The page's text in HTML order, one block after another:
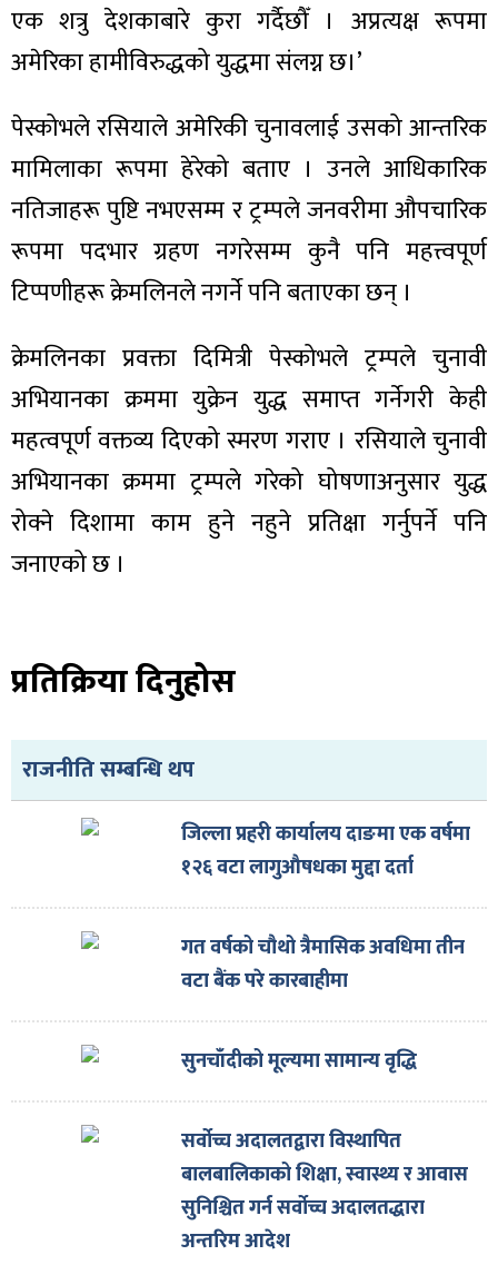
एक शत्रु देशकाबारे कुरा गर्दैछौँ । अप्रत्यक्ष रूपमा
अमेरिका हामीविरुद्धको युद्धमा संलग्न छ।’
पेस्कोभले रसियाले अमेरिकी चुनावलाई उसको आन्तरिक
मामिलाका रूपमा हेरेको बताए । उनले आधिकारिक
नतिजाहरू पुष्टि नभएसम्म र ट्रम्पले जनवरीमा औपचारिक
रूपमा पदभार ग्रहण नगरेसम्म कुनै पनि महत्त्वपूर्ण
टिप्पणीहरू क्रेमलिनले नगर्ने पनि बताएका छन् ।
क्रेमलिनका प्रवक्ता दिमित्री पेस्कोभले ट्रम्पले चुनावी
अभियानका क्रममा युक्रेन युद्ध समाप्त गर्नेगरी केही
महत्वपूर्ण वक्तव्य दिएको स्मरण गराए । रसियाले चुनावी
अभियानका क्रममा ट्रम्पले गरेको घोषणाअनुसार युद्ध
रोक्ने दिशामा काम हुने नहुने प्रतिक्षा गर्नुपर्ने पनि
जनाएको छ ।
प्रतिक्रिया दिनुहोस
राजनीति सम्बन्धि थप
जिल्ला प्रहरी कार्यालय दाङमा एक वर्षमा
१२६ वटा लागुऔषधका मुद्दा दर्ता
गत वर्षको चौथो त्रैमासिक अवधिमा तीन
वटा बैंक परे कारबाहीमा
सुनचाँदीको मूल्यमा सामान्य वृद्धि
सर्वोच्च अदालतद्वारा विस्थापित
बालबालिकाको शिक्षा, स्वास्थ्य र आवास
सुनिश्चित गर्न सर्वोच्च अदालतद्धारा
अन्तरिम आदेश